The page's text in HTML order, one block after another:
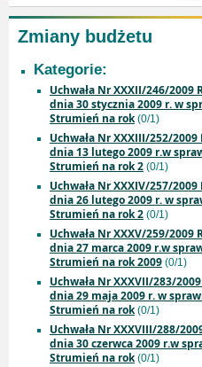
Zmiany budżetu
Kategorie:
Uchwała Nr XXXII/246/
dnia 30 stycznia 2009 r. w
Strumień na rok(0/1)
Uchwała Nr XXXIII/252/
dnia 13 lutego 2009 r.w
Strumień na rok 2 (0/1)
Uchwała Nr XXXIV/257/
dnia 26 lutego 2009 r. w
Strumień na rok 2 (0/1)
Uchwała Nr XXXV/259/
dnia 27 marca 2009 r.w
Strumień na rok 2009 (0/1)
Uchwała Nr XXXVII/283/
dnia 29 maja 2009 r. w
Strumień na rok(0/1)
Uchwała Nr XXXVIII/288/
dnia 30 czerwca 2009 r.w
Strumień na rok(0/1)